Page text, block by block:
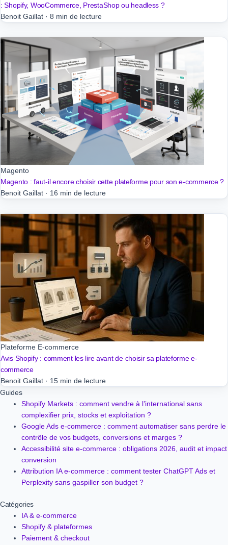
: Shopify, WooCommerce, PrestaShop ou headless ?
Benoit Gaillat · 8 min de lecture
Magento
Magento : faut-il encore choisir cette plateforme pour son e-commerce ?
Benoit Gaillat · 16 min de lecture
Plateforme E-commerce
Avis Shopify : comment les lire avant de choisir sa plateforme e-
commerce
Benoit Gaillat · 15 min de lecture
Guides
Shopify Markets : comment vendre à l’international sans
complexifier prix, stocks et exploitation ?
Google Ads e-commerce : comment automatiser sans perdre le
contrôle de vos budgets, conversions et marges ?
Accessibilité site e-commerce : obligations 2026, audit et impact
conversion
Attribution IA e-commerce : comment tester ChatGPT Ads et
Perplexity sans gaspiller son budget ?
Catégories
IA & e-commerce
Shopify & plateformes
Paiement & checkout